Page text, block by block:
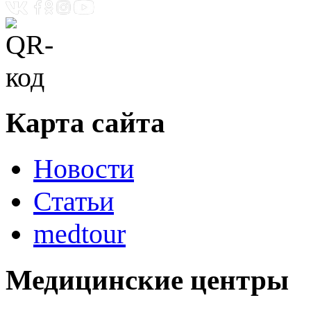
Карта сайта
Новости
Статьи
medtour
Медицинские центры